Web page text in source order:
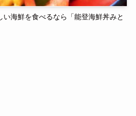
い海鮮を食べるなら「能登海鮮丼みと